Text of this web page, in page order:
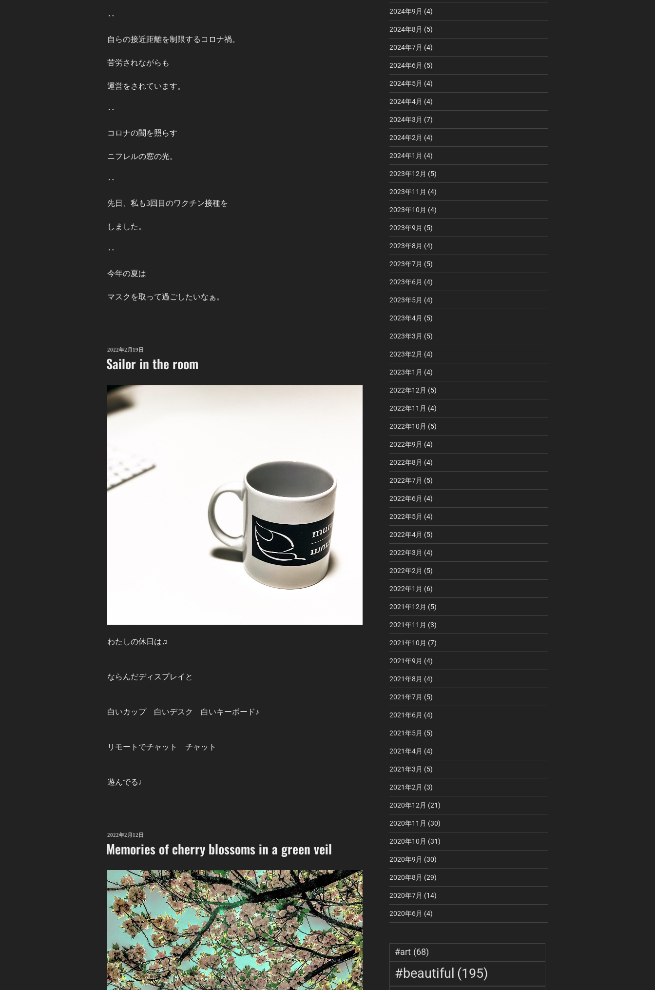
‥
自らの接近距離を制限するコロナ禍。
苦労されながらも
運営をされています。
‥
コロナの闇を照らす
ニフレルの窓の光。
‥
先日、私も3回目のワクチン接種を
しました。
‥
今年の夏は
マスクを取って過ごしたいなぁ。
投
日:
2022年2月19日
Sailor in the room
わたしの休日は♫
ならんだディスプレイと
白いカップ 白いデスク 白いキーボード♪
リモートでチャット チャット
遊んでる♩
投
日:
2022年2月12日
Memories of cherry blossoms in a green veil
2024年9月 (4)
2024年8月 (5)
2024年7月 (4)
2024年6月 (5)
2024年5月 (4)
2024年4月 (4)
2024年3月 (7)
2024年2月 (4)
2024年1月 (4)
2023年12月 (5)
2023年11月 (4)
2023年10月 (4)
2023年9月 (5)
2023年8月 (4)
2023年7月 (5)
2023年6月 (4)
2023年5月 (4)
2023年4月 (5)
2023年3月 (5)
2023年2月 (4)
2023年1月 (4)
2022年12月 (5)
2022年11月 (4)
2022年10月 (5)
2022年9月 (4)
2022年8月 (4)
2022年7月 (5)
2022年6月 (4)
2022年5月 (4)
2022年4月 (5)
2022年3月 (4)
2022年2月 (5)
2022年1月 (6)
2021年12月 (5)
2021年11月 (3)
2021年10月 (7)
2021年9月 (4)
2021年8月 (4)
2021年7月 (5)
2021年6月 (4)
2021年5月 (5)
2021年4月 (4)
2021年3月 (5)
2021年2月 (3)
2020年12月 (21)
2020年11月 (30)
2020年10月 (31)
2020年9月 (30)
2020年8月 (29)
2020年7月 (14)
2020年6月 (4)
#art (68)
#beautiful (195)